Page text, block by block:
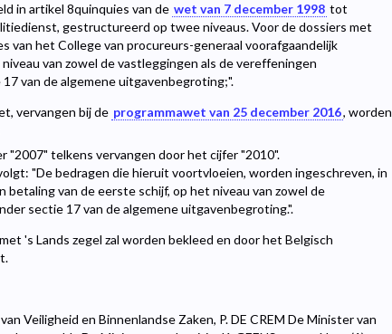
in artikel 8quinquies van de wet van 7 december 1998 tot
gestructureerd op twee niveaus. Voor de dossiers met
het College van procureurs-generaal voorafgaandelijk
van zowel de vastleggingen als de vereffeningen
van de algemene uitgavenbegroting;".
vervangen bij de programmawet van 25 december 2016, worden
"2007" telkens vervangen door het cijfer "2010".
"De bedragen die hieruit voortvloeien, worden ingeschreven, in
betaling van de eerste schijf, op het niveau van zowel de
sectie 17 van de algemene uitgavenbegroting.".
's Lands zegel zal worden bekleed en door het Belgisch
Veiligheid en Binnenlandse Zaken, P. DE CREM De Minister van